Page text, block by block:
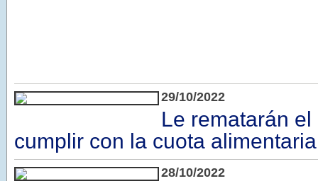
29/10/2022
Le rematarán
cumplir con la cuota
28/10/2022